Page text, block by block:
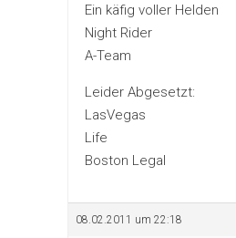
Ein käfig voller Helden
Night Rider
A-Team
Leider Abgesetzt:
LasVegas
Life
Boston Legal
08.02.2011 um 22:18